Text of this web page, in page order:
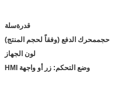
قدرةسلة
حجممحرك الدفع (وفقاً لحجم المنتج)
لون الجهاز
وضع التحكم: زر أو واجهة HMI